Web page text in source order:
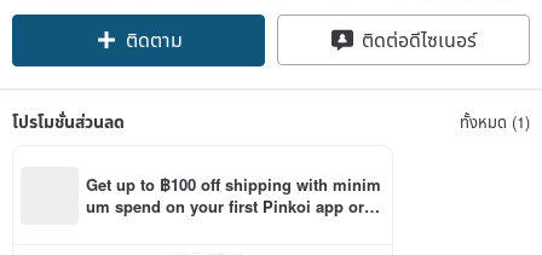
ติดตาม ติดต่อดีไซเนอร์
โปรโมชั่นส่วนลด ทั้งหมด (1)
Get up to ฿100 off shipping with minim
um spend on your first Pinkoi app orde